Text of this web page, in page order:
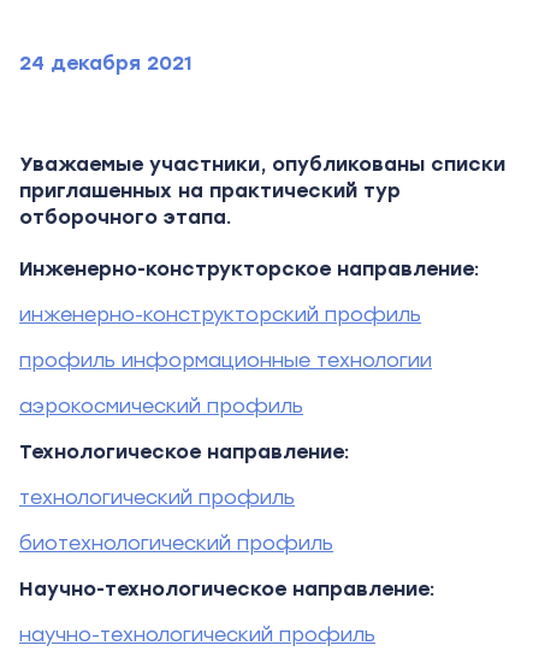
24 декабря 2021
Уважаемые участники, опубликованы списки
приглашенных на практический тур
отборочного этапа.
Инженерно-конструкторское направление:
инженерно-конструкторский профиль
профиль информационные технологии
аэрокосмический профиль
Технологическое направление:
технологический профиль
биотехнологический профиль
Научно-технологическое направление:
научно-технологический профиль